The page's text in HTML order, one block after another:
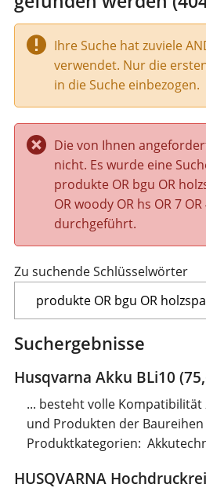
W
a
r
u
n
g
Ihre Suche hat zuviele
verwendet. Nur die
in die Suche einbezogen.
F
e
h
l
e
r
m
e
l
u
g
Die von Ihnen
nicht. Es wurde eine
produkte OR bgu OR
OR woody OR hs OR 7 OR
durchgeführt.
Zu suchende Schlüsselwörter
Suchergebnisse
Husqvarna Akku BLi10
... besteht volle Kompatibilität
und Produkten der Baureihen
Produktkategorien:
HUSQVARNA